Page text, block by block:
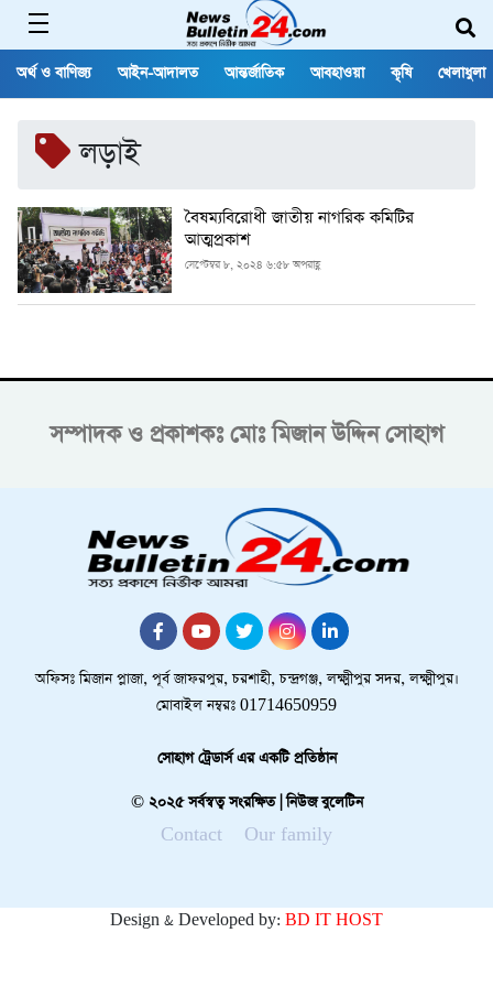
অর্থ ও বাণিজ্য আইন-আদালত আন্তর্জাতিক আবহাওয়া কৃষি খেলাধুলা
লড়াই
বৈষম্যবিরোধী জাতীয় নাগরিক কমিটির
আত্মপ্রকাশ
সেপ্টেম্বর ৮, ২০২৪ ৬:৫৮ অপরাহ্ণ
সম্পাদক ও প্রকাশকঃ মোঃ মিজান উদ্দিন সোহাগ
অফিসঃ মিজান প্লাজা, পূর্ব জাফরপুর, চরশাহী, চন্দ্রগঞ্জ, লক্ষ্মীপুর সদর, লক্ষ্মীপুর।
মোবাইল নম্বরঃ 01714650959
সোহাগ ট্রেডার্স এর একটি প্রতিষ্ঠান
© ২০২৫ সর্বস্বত্ব সংরক্ষিত | নিউজ বুলেটিন
Contact Our family
Design & Developed by: BD IT HOST